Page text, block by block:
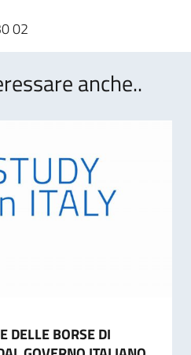
anche..
DELLE BORSE DI